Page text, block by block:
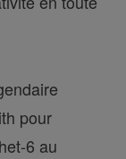
pour
6 au